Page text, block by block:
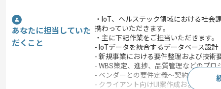
あなたに担当していた
だくこと
・IoT、ヘルステック領域における社会
携わっていただきます。
・主に下記作業をご担当いただきます。
- IoTデータを統合するデータベース設計
- 新規事業における要件整理および技術
- WBS策定、進捗、品質管理などのプロ
- ベンダーとの要件定義〜契約締結、仕
- クライアント向けUI案作成および報告